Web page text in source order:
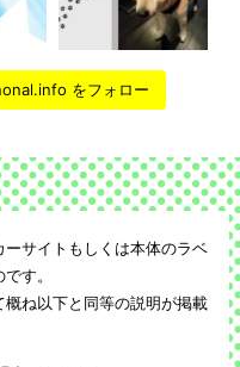
をフォロー
サイトもしくは本体のラベ
す。
ね以下と同等の説明が掲載